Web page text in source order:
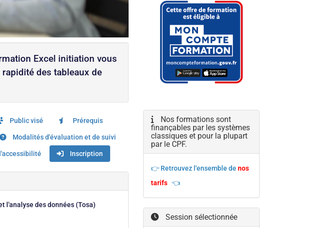
Excel initiation vous
des tableaux de
Public visé Prérequis
Modalités d'évaluation et de suivi
Inscription
l'analyse des données (Tosa)
Nos formations sont
finançables par les systèmes
classiques et pour la plupart
par le CPF.
👉 Retrouvez l'ensemble de nos
tarifs 👈
Session sélectionnée